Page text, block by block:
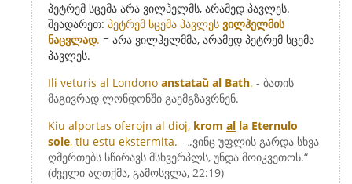
პეტრემ სცემა არა ვილჰელმს, არამედ პავლეს.
შეადარეთ: პეტრემ სცემა პავლეს ვილჰელმის
ნაცვლად. = არა ვილჰელმმა, არამედ პეტრემ სცემა
პავლეს.
Ili veturis al Londono anstataŭ al Bath. - ბათის
მაგივრად ლონდონში გაემგზავრნენ.
Kiu alportas oferojn al dioj, krom al la Eternulo
sole, tiu estu ekstermita. - „ვინც უფლის გარდა სხვა
ღმერთებს სწირავს მსხვერპლს, უნდა მოიკვეთოს.“
(ძველი აღთქმა, გამოსვლა, 22:19)